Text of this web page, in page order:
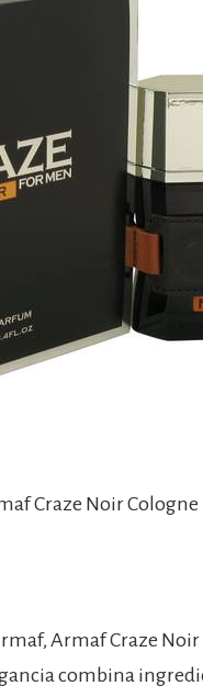
Craze Noir Cologne
Armaf Craze
combina